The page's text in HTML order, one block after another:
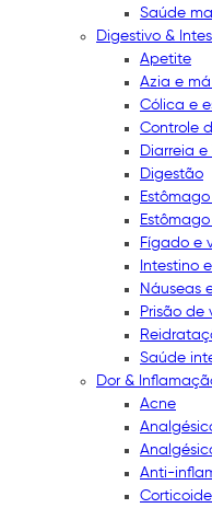
Saúde
Digestivo &
Apetite
Azia e
Cólica e
Controle
Diarreia
Digestão
Fígado e
Intestino
Náuseas
Prisão de
Saúde
Dor &
Acne
Anti-